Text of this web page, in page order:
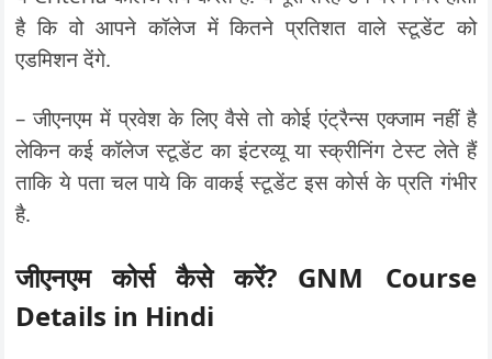
है कि वो आपने कॉलेज में कितने प्रतिशत वाले स्टूडेंट को
एडमिशन देंगे.
– जीएनएम में प्रवेश के लिए वैसे तो कोई एंट्रैन्स एक्जाम नहीं है
लेकिन कई कॉलेज स्टूडेंट का इंटरव्यू या स्क्रीनिंग टेस्ट लेते हैं
ताकि ये पता चल पाये कि वाकई स्टूडेंट इस कोर्स के प्रति गंभीर
है.
जीएनएम कोर्स कैसे करें? GNM Course
Details in Hindi